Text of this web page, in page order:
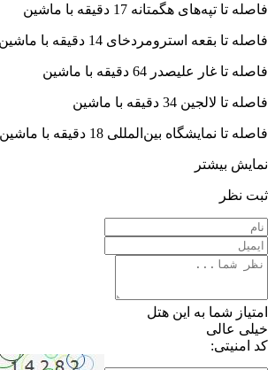
فاصله تا تپه‌های هگمتانه 17 دقیقه با ماشین
فاصله تا بقعه استرومردخای 14 دقیقه با ماشین
فاصله تا غار علیصدر 64 دقیقه با ماشین
فاصله تا لالجین 34 دقیقه با ماشین
فاصله تا نمایشگاه بین‌المللی 18 دقیقه با ماشین
نمایش بیشتر
ثبت نظر
امتیاز شما به این هتل
خیلی عالی
کد امنیتی: